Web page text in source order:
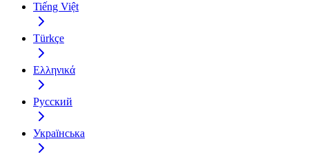
Tiếng Việt
Türkçe
Ελληνικά
Русский
Українська